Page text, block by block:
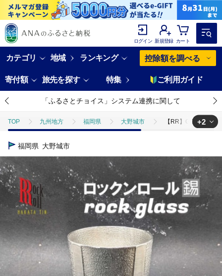
ログイン 新規登録 カート
カテゴリ 地域 ランキング 控除額を調べる
寄付額 旅先を探す 特集 ご利用ガイド
「ふるさとチョイス」システム連携に関して
TOP 九州地方 福岡県 大野城市 【RR】GS
TOP
TOP 日用品・雑貨 【RR】GS ROCKGLASS 錫 は
+2
福岡県 大野城市